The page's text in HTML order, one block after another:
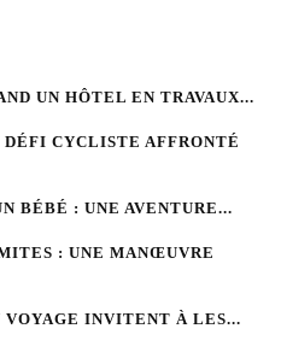
UN HÔTEL EN TRAVAUX...
CYCLISTE AFFRONTÉ
BÉBÉ : UNE AVENTURE...
: UNE MANŒUVRE
INVITENT À LES...